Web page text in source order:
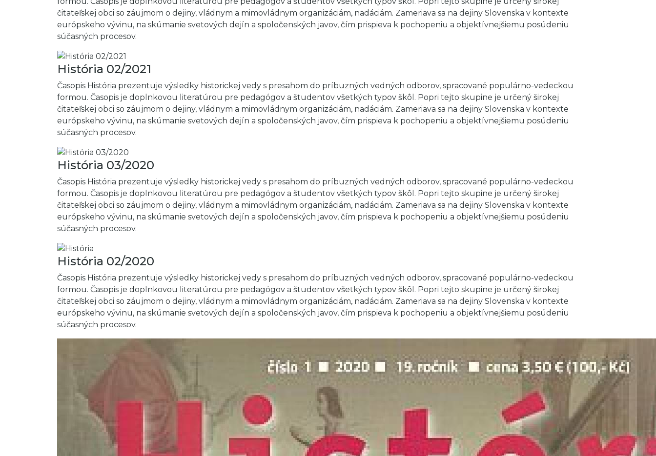
čitateľskej obci so záujmom o dejiny, vládnym a mimovládnym organizáciám, nadáciám. Zameriava sa na dejiny Slovenska v kontexte
európskeho vývinu, na skúmanie svetových dejín a spoločenských javov, čím prispieva k pochopeniu a objektívnejšiemu posúdeniu
súčasných procesov.
História 02/2021
Časopis História prezentuje výsledky historickej vedy s presahom do príbuzných vedných odborov, spracované populárno-vedeckou
formou. Časopis je doplnkovou literatúrou pre pedagógov a študentov všetkých typov škôl. Popri tejto skupine je určený širokej
čitateľskej obci so záujmom o dejiny, vládnym a mimovládnym organizáciám, nadáciám. Zameriava sa na dejiny Slovenska v kontexte
európskeho vývinu, na skúmanie svetových dejín a spoločenských javov, čím prispieva k pochopeniu a objektívnejšiemu posúdeniu
súčasných procesov.
História 03/2020
Časopis História prezentuje výsledky historickej vedy s presahom do príbuzných vedných odborov, spracované populárno-vedeckou
formou. Časopis je doplnkovou literatúrou pre pedagógov a študentov všetkých typov škôl. Popri tejto skupine je určený širokej
čitateľskej obci so záujmom o dejiny, vládnym a mimovládnym organizáciám, nadáciám. Zameriava sa na dejiny Slovenska v kontexte
európskeho vývinu, na skúmanie svetových dejín a spoločenských javov, čím prispieva k pochopeniu a objektívnejšiemu posúdeniu
súčasných procesov.
História 02/2020
Časopis História prezentuje výsledky historickej vedy s presahom do príbuzných vedných odborov, spracované populárno-vedeckou
formou. Časopis je doplnkovou literatúrou pre pedagógov a študentov všetkých typov škôl. Popri tejto skupine je určený širokej
čitateľskej obci so záujmom o dejiny, vládnym a mimovládnym organizáciám, nadáciám. Zameriava sa na dejiny Slovenska v kontexte
európskeho vývinu, na skúmanie svetových dejín a spoločenských javov, čím prispieva k pochopeniu a objektívnejšiemu posúdeniu
súčasných procesov.